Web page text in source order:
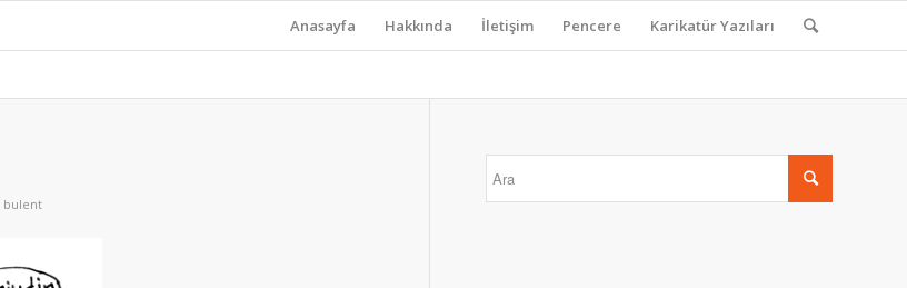
Anasayfa Hakkında İletişim Pencere Karikatür Yazıları
bulent